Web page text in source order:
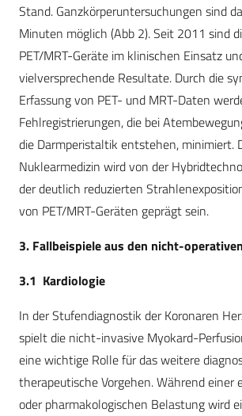
Stand. Ganzkörperuntersuchungen sind
Minuten möglich (Abb 2). Seit 2011 sind
PET/MRT-Geräte im klinischen Einsatz
vielversprechende Resultate. Durch die
Erfassung von PET- und MRT-Daten
Fehlregistrierungen, die bei
die Darmperistaltik entstehen, minimiert.
Nuklearmedizin wird von der
der deutlich reduzierten
von PET/MRT-Geräten geprägt sein.
3. Fallbeispiele aus den nicht-
3.1 Kardiologie
In der Stufendiagnostik der Koronaren
spielt die nicht-invasive Myokard-
eine wichtige Rolle für das weitere
therapeutische Vorgehen. Während einer
oder pharmakologischen Belastung wird